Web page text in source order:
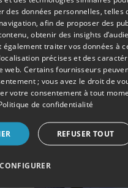
notre
elle sous
contrôle
données personnelles, telles
afin de proposer des
obtenir des insights
également traiter vos données à
précises et des
web. Certains fournisseurs
; vous avez le droit de
votre consentement à tout
de confidentialité
REFUSER TOUT
CONFIGURER